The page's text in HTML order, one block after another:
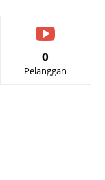
0
Pelanggan